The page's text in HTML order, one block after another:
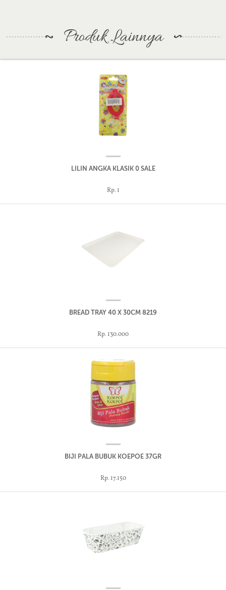
Produk Lainnya
LILIN ANGKA KLASIK 0 SALE
Rp. 1
BREAD TRAY 40 X 30CM 8219
Rp. 130.000
BIJI PALA BUBUK KOEPOE 37GR
Rp. 17.150